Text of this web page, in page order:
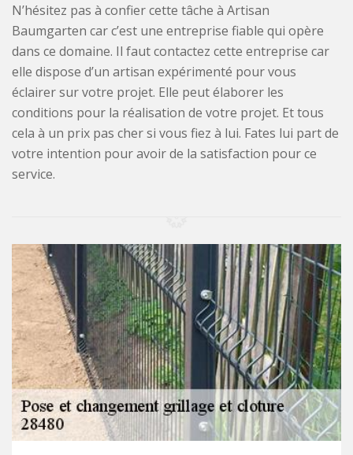
N’hésitez pas à confier cette tâche à Artisan
Baumgarten car c’est une entreprise fiable qui opère
dans ce domaine. Il faut contactez cette entreprise car
elle dispose d’un artisan expérimenté pour vous
éclairer sur votre projet. Elle peut élaborer les
conditions pour la réalisation de votre projet. Et tous
cela à un prix pas cher si vous fiez à lui. Fates lui part de
votre intention pour avoir de la satisfaction pour ce
service.